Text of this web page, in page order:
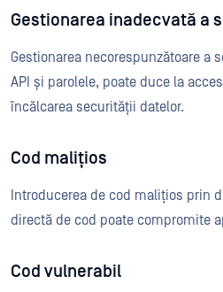
Gestionarea inadecvată a
Gestionarea necorespunzătoare a
API și parolele, poate duce la
încălcarea securității datelor.
Cod malițios
Introducerea de cod malițios prin
directă de cod poate compromite
Cod vulnerabil